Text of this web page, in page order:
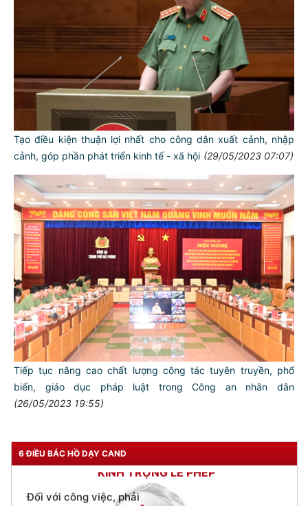
Tạo điều kiện thuận lợi nhất cho công dân xuất cảnh, nhập
cảnh, góp phần phát triển kinh tế - xã hội (29/05/2023 07:07)
Tiếp tục nâng cao chất lượng công tác tuyên truyền, phổ
biến, giáo dục pháp luật trong Công an nhân dân
(26/05/2023 19:55)
6 ĐIỀU BÁC HỒ DẠY CAND
TƯ CÁCH
NGƯỜI CÔNG AN CÁCH MỆNH LÀ:
Đối với tự mình, phải
CẦN, KIỆM, LIÊM, CHÍNH
Đối với đồng sự, phải
THÂN ÁI GIÚP ĐỠ
Đối với chính phủ, phải
TUYỆT ĐỐI TRUNG THÀNH
Đối với nhân dân, phải
Đối với công việc, phải
TẬN TỤY
CƯƠNG QUYẾT, KHÔN KHÉO